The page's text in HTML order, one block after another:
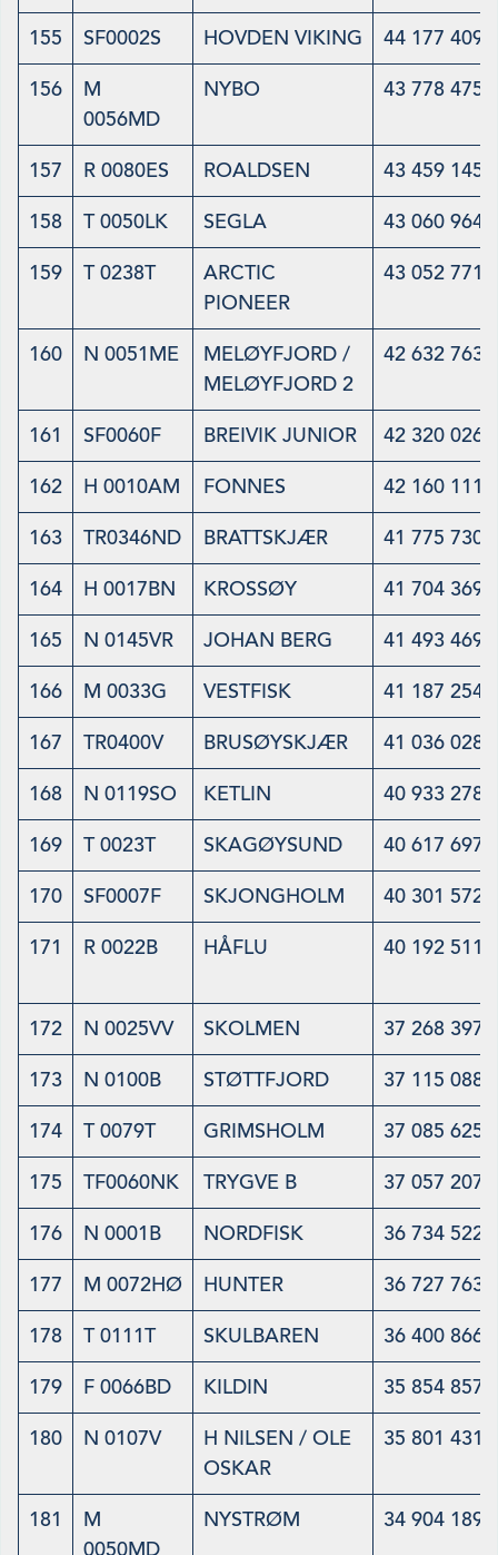
155 SF0002S HOVDEN VIKING 44 177 409
156
M
0056MD
NYBO 43 778 475
157 R 0080ES ROALDSEN 43 459 145
158 T 0050LK SEGLA 43 060 964
159 T 0238T
ARCTIC
PIONEER
43 052 771
160 N 0051ME
MELØYFJORD /
MELØYFJORD 2
42 632 763
161 SF0060F BREIVIK JUNIOR 42 320 026
162 H 0010AM FONNES 42 160 111
163 TR0346ND BRATTSKJÆR 41 775 730
164 H 0017BN KROSSØY 41 704 369
165 N 0145VR JOHAN BERG 41 493 469
166 M 0033G VESTFISK 41 187 254
167 TR0400V BRUSØYSKJÆR 41 036 028
168 N 0119SO KETLIN 40 933 278
169 T 0023T SKAGØYSUND 40 617 697
170 SF0007F SKJONGHOLM 40 301 572
171 R 0022B HÅFLU 40 192 511
172 N 0025VV SKOLMEN 37 268 397
173 N 0100B STØTTFJORD 37 115 088
174 T 0079T GRIMSHOLM 37 085 625
175 TF0060NK TRYGVE B 37 057 207
176 N 0001B NORDFISK 36 734 522
177 M 0072HØ HUNTER 36 727 763
178 T 0111T SKULBAREN 36 400 866
179 F 0066BD KILDIN 35 854 857
180 N 0107V
H NILSEN / OLE
OSKAR
35 801 431
181
M
0050MD
NYSTRØM 34 904 189